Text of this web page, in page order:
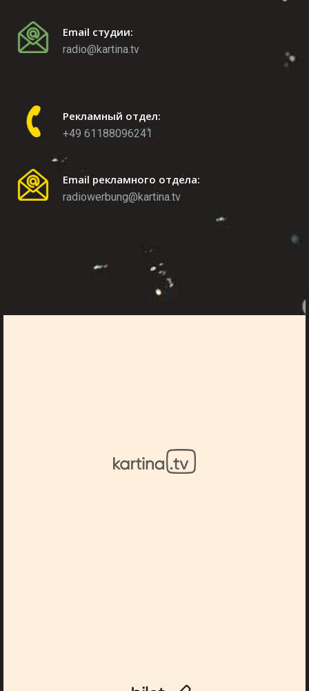
Email студии:
radio@kartina.tv
Рекламный отдел:
+49 61188096241
Email рекламного отдела:
radiowerbung@kartina.tv